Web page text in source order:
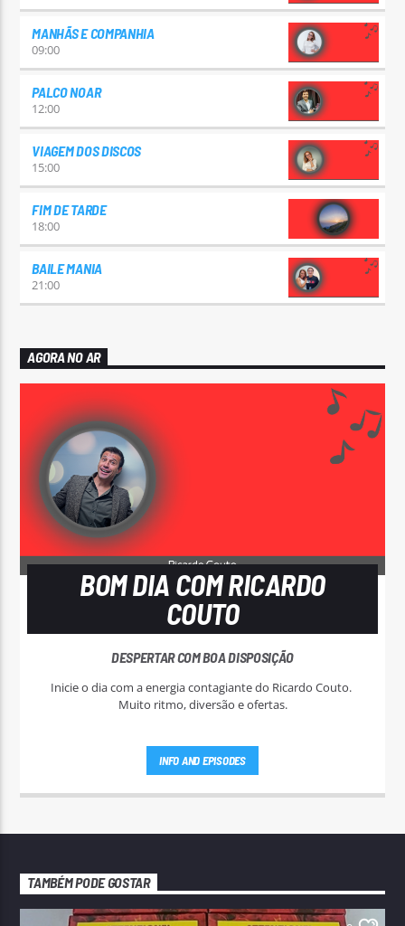
MANHÃS E COMPANHIA
09:00
PALCO NOAR
12:00
VIAGEM DOS DISCOS
15:00
FIM DE TARDE
18:00
BAILE MANIA
21:00
AGORA NO AR
BOM DIA COM RICARDO
COUTO
DESPERTAR COM BOA DISPOSIÇÃO
Inicie o dia com a energia contagiante do Ricardo Couto.
Muito ritmo, diversão e ofertas.
INFO AND EPISODES
TAMBÉM PODE GOSTAR